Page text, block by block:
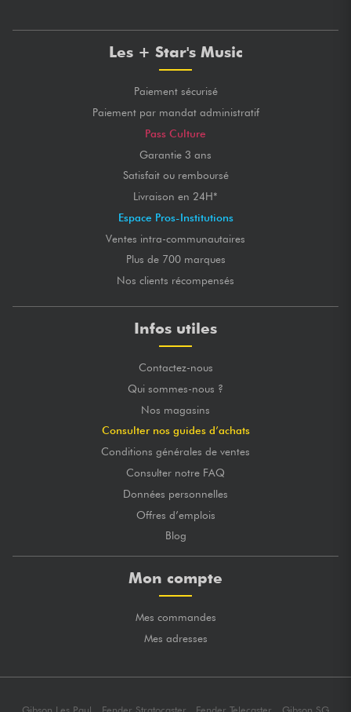
Les + Star's Music
Paiement sécurisé
Paiement par mandat administratif
Pass Culture
Garantie 3 ans
Satisfait ou remboursé
Livraison en 24H*
Espace Pros-Institutions
Ventes intra-communautaires
Plus de 700 marques
Nos clients récompensés
Infos utiles
Contactez-nous
Qui sommes-nous ?
Nos magasins
Consulter nos guides d’achats
Conditions générales de ventes
Consulter notre FAQ
Données personnelles
Offres d’emplois
Blog
Mon compte
Mes commandes
Mes adresses